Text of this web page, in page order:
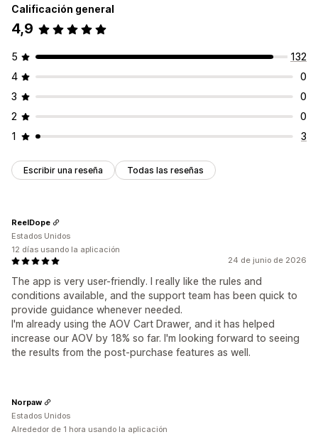
Calificación general
4,9
5
132
4
0
3
0
2
0
1
3
Escribir una reseña Todas las reseñas
24 de junio de 2026
The app is very user-friendly. I really like the rules and
conditions available, and the support team has been quick to
provide guidance whenever needed.
I'm already using the AOV Cart Drawer, and it has helped
increase our AOV by 18% so far. I'm looking forward to seeing
the results from the post-purchase features as well.
ReelDope
Estados Unidos
12 días usando la aplicación
Norpaw
Estados Unidos
Alrededor de 1 hora usando la aplicación